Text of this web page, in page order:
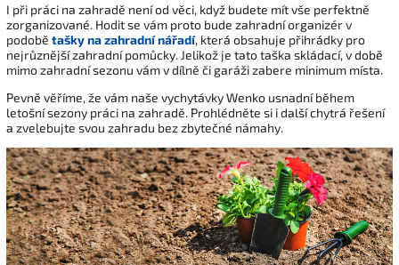
I při práci na zahradě není od věci, když budete mít vše perfektně
zorganizované. Hodit se vám proto bude zahradní organizér v
podobě tašky na zahradní nářadí, která obsahuje přihrádky pro
nejrůznější zahradní pomůcky. Jelikož je tato taška skládací, v době
mimo zahradní sezonu vám v dílně či garáži zabere minimum místa.
Pevně věříme, že vám naše vychytávky Wenko usnadní během
letošní sezony práci na zahradě. Prohlédněte si i další chytrá řešení
a zvelebujte svou zahradu bez zbytečné námahy.